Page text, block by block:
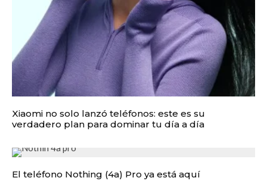
Xiaomi no solo lanzó teléfonos: este es su
verdadero plan para dominar tu día a día
El teléfono Nothing (4a) Pro ya está aquí